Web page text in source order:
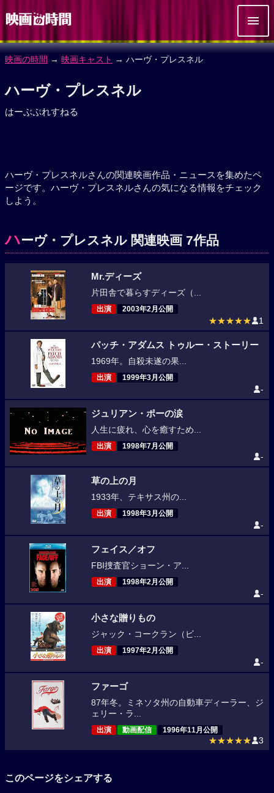
映画の時間 → 映画キャスト → ハーヴ・プレスネル
ハーヴ・プレスネル
はーぶぷれすねる
ハーヴ・プレスネルさんの関連映画作品・ニュースを集めたペ
ージです。ハーヴ・プレスネルさんの気になる情報をチェック
しよう。
ハーヴ・プレスネル 関連映画 7作品
Mr.ディーズ
片田舎で暮らすディーズ（...
出演 2003年2月公開
★★★★★ 1
パッチ・アダムス トゥルー・ストーリー
1969年。自殺未遂の果...
出演 1999年3月公開
-
ジュリアン・ポーの涙
人生に疲れ、心を癒すため...
出演 1998年7月公開
-
草の上の月
1933年、テキサス州の...
出演 1998年3月公開
-
フェイス／オフ
FBI捜査官ショーン・ア...
出演 1998年2月公開
-
小さな贈りもの
ジャック・コークラン（ビ...
出演 1997年2月公開
-
ファーゴ
87年冬。ミネソタ州の自動車ディーラー、ジ
ェリー・ラ...
出演 動画配信 1996年11月公開
★★★★★ 3
このページをシェアする